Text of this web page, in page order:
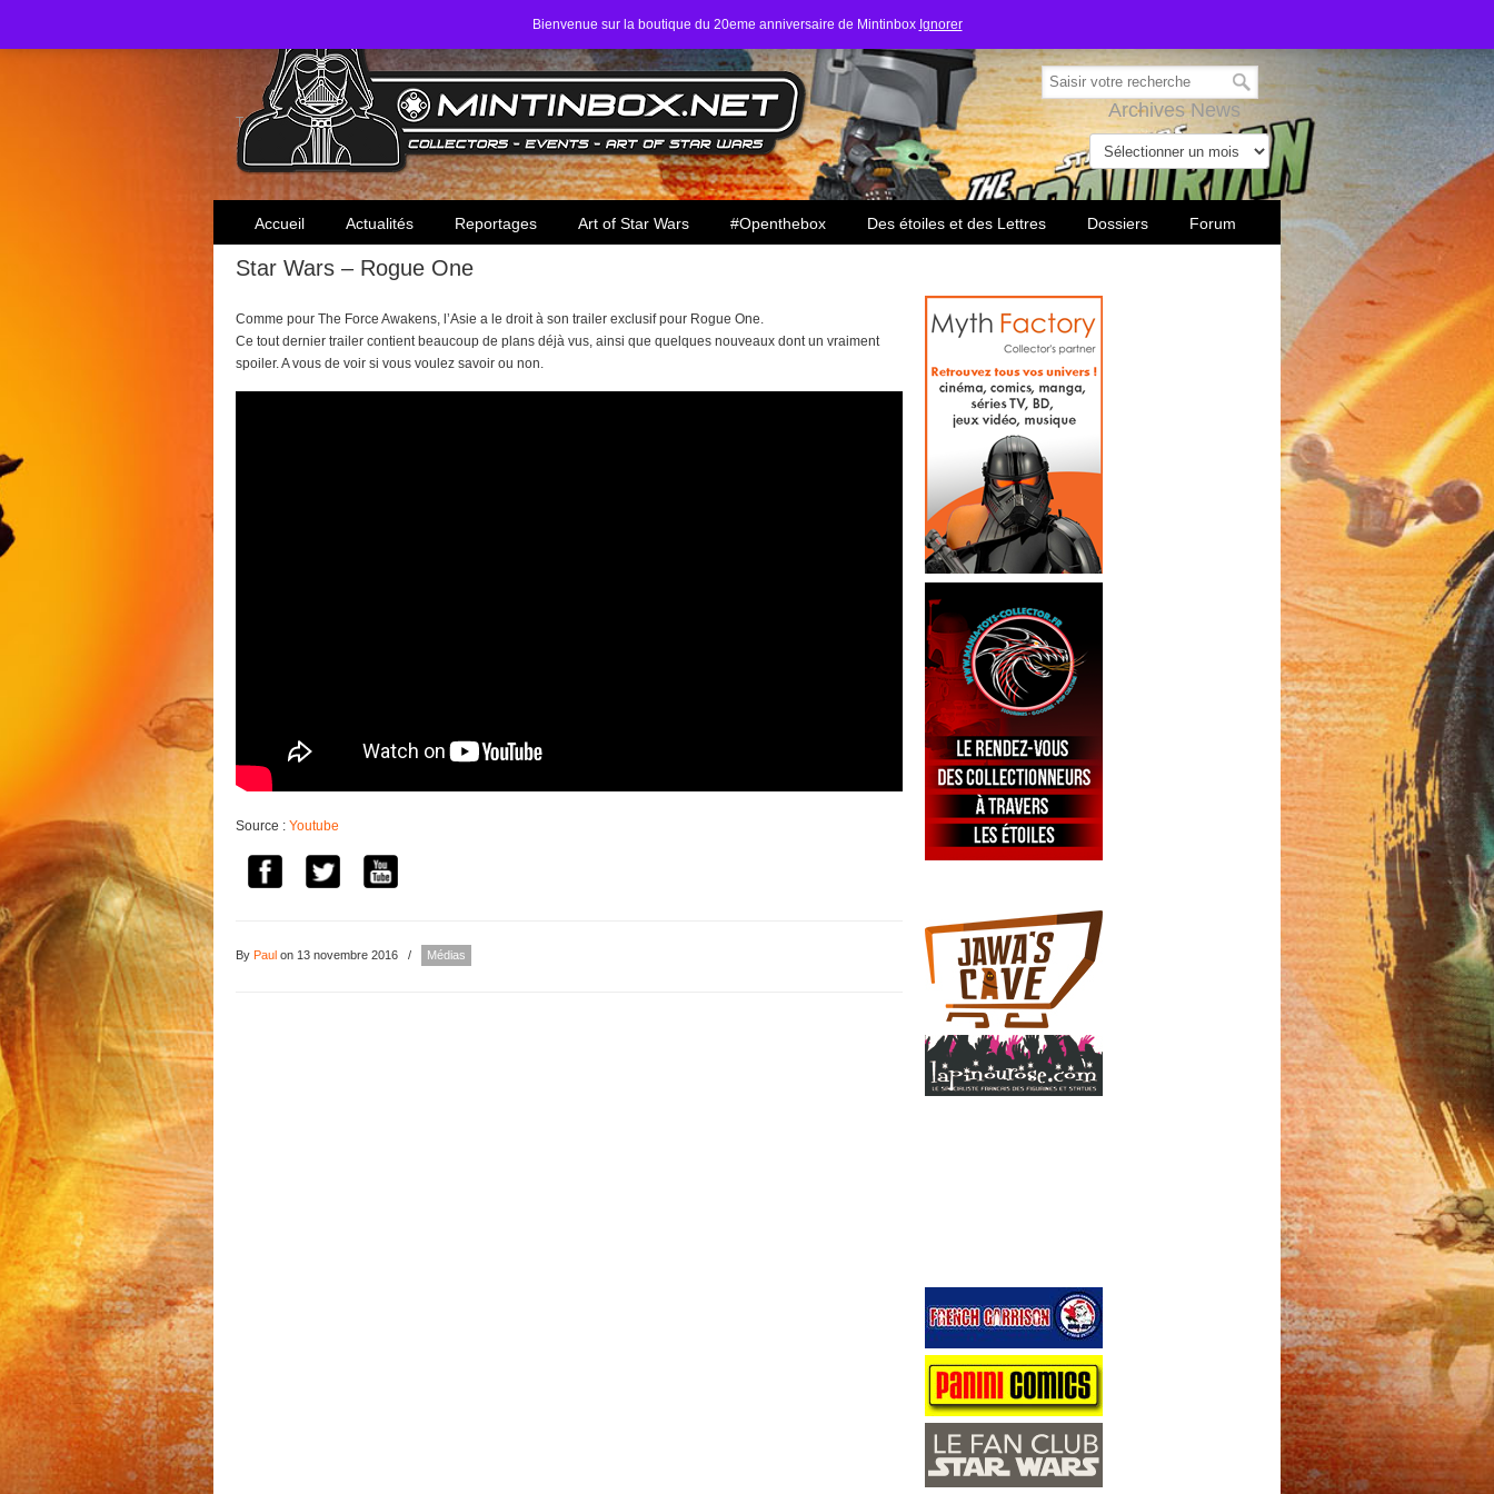
Bienvenue sur la boutique du 20eme anniversaire de Mintinbox Ignorer
Toute l'actualité des collectionneurs Star Wars
Archives News
Accueil Actualités Reportages Art of Star Wars #Openthebox Des étoiles et des Lettres Dossiers Forum
Star Wars – Rogue One
Comme pour The Force Awakens, l’Asie a le droit à son trailer exclusif pour Rogue One.
Ce tout dernier trailer contient beaucoup de plans déjà vus, ainsi que quelques nouveaux dont un vraiment
spoiler. A vous de voir si vous voulez savoir ou non.
Source : Youtube
By Paul on 13 novembre 2016 / Médias